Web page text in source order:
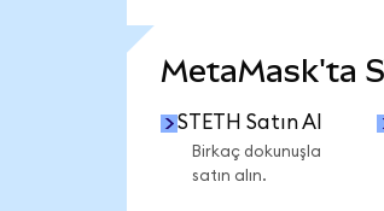
MetaMask'ta
STETH Satın Al
Birkaç dokunuşla
satın alın.